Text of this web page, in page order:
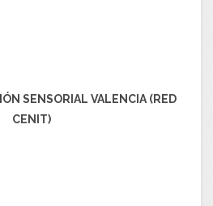
SENSORIAL VALENCIA (RED
CENIT)